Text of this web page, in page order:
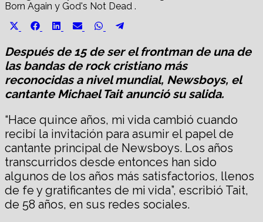
Born Again y God's Not Dead .
Share
Share
Facebook
Share
LinkedIn
Share
Email
Share
WhatsApp
Después de 15 de ser el frontman de una de
las bandas de rock cristiano más
reconocidas a nivel mundial, Newsboys, el
cantante Michael Tait anunció su salida.
“Hace quince años, mi vida cambió cuando
recibí la invitación para asumir el papel de
cantante principal de Newsboys. Los años
transcurridos desde entonces han sido
algunos de los años más satisfactorios, llenos
de fe y gratificantes de mi vida”, escribió Tait,
de 58 años, en sus redes sociales.